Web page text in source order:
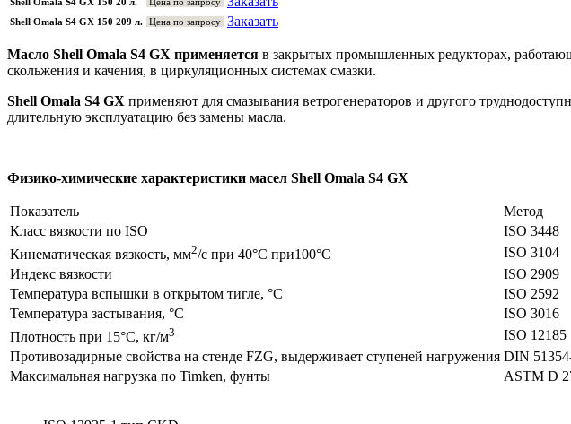
Shell Omala S4 GX 150 209 л. Цена по запросу Заказать
Масло Shell Omala S4 GX применяется в закрытых промышленных редукторах,
скольжения и качения, в циркуляционных системах смазки.
Shell Omala S4 GX применяют для смазывания ветрогенераторов и другого
длительную эксплуатацию без замены масла.
Физико-химические характеристики масел Shell Omala S4 GX
Показатель Метод
Класс вязкости по ISO
ISO 3448
Кинематическая вязкость, мм2/с при 40°C при100°C ISO 3104
Индекс вязкости
ISO 2909
Температура вспышки в открытом тигле, °C
ISO 2592
Температура застывания, °C
ISO 3016
Плотность при 15°C, кг/м3 ISO 12185
Противозадирные свойства на стенде FZG, выдерживает ступеней нагружения DIN
Максимальная нагрузка по Timken, фунты
ASTM D